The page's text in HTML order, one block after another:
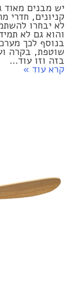
יש מבנים מאוד
קניונים, חדרי
לא יבחרו
והוא גם לא
בנוסף לכך
שוטפת, בקרה
בזה וזו עוד…
קרא עוד »